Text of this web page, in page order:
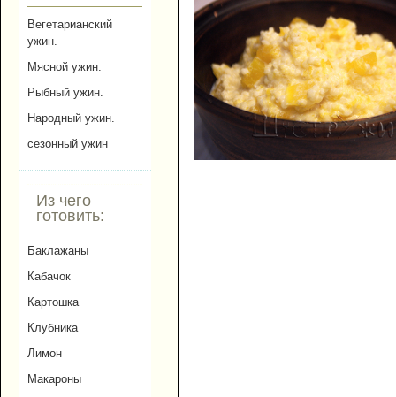
Вегетарианский
ужин.
Мясной ужин.
Рыбный ужин.
Народный ужин.
сезонный ужин
Из чего
готовить:
Баклажаны
Кабачок
Картошка
Клубника
Лимон
Макароны